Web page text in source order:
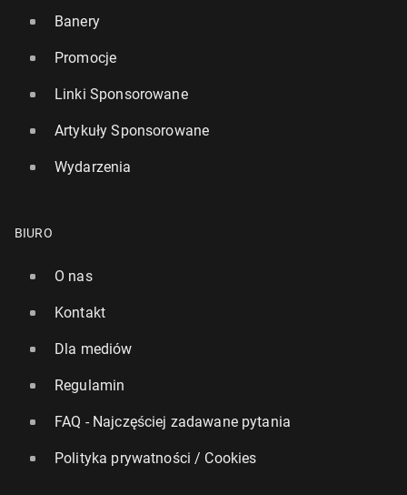
Banery
Promocje
Linki Sponsorowane
Artykuły Sponsorowane
Wydarzenia
BIURO
O nas
Kontakt
Dla mediów
Regulamin
FAQ - Najczęściej zadawane pytania
Polityka prywatności / Cookies